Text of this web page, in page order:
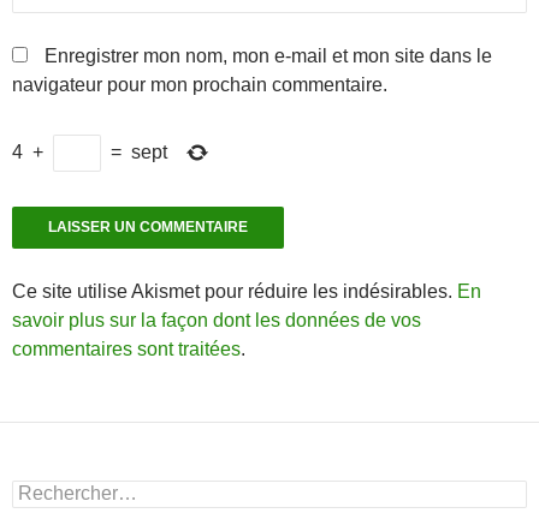
Enregistrer mon nom, mon e-mail et mon site dans le
navigateur pour mon prochain commentaire.
4 + = sept
Ce site utilise Akismet pour réduire les indésirables. En
savoir plus sur la façon dont les données de vos
commentaires sont traitées.
Rechercher :